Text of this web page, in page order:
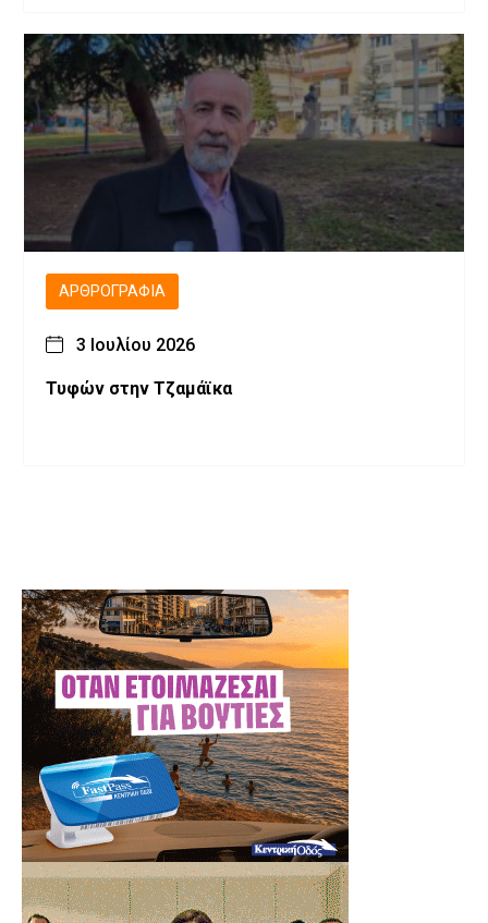
ΑΡΘΡΟΓΡΑΦΊΑ
3 Ιουλίου 2026
Τυφών στην Τζαμάϊκα